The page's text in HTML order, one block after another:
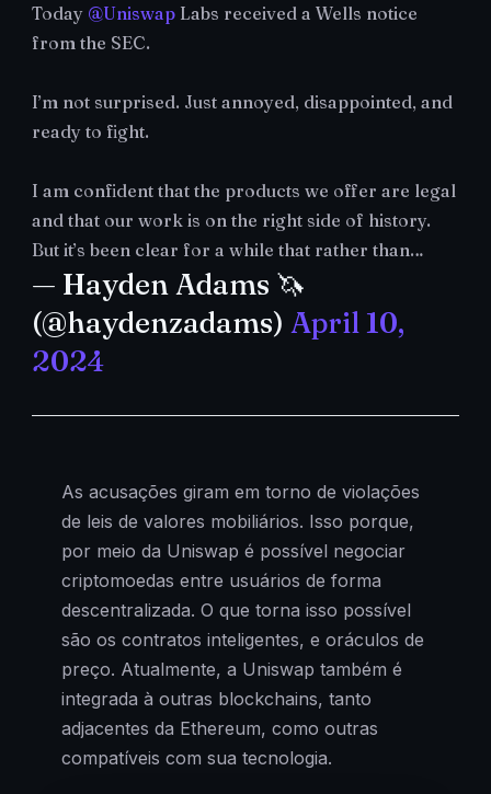
Today @Uniswap Labs received a Wells notice
from the SEC.
I’m not surprised. Just annoyed, disappointed, and
ready to fight.
I am confident that the products we offer are legal
and that our work is on the right side of history.
But it’s been clear for a while that rather than…
— Hayden Adams 🦄
(@haydenzadams)April 10,
2024
As acusações giram em torno de violações
de leis de valores mobiliários. Isso porque,
por meio da Uniswap é possível negociar
criptomoedas entre usuários de forma
descentralizada. O que torna isso possível
são os contratos inteligentes, e oráculos de
preço. Atualmente, a Uniswap também é
integrada à outras blockchains, tanto
adjacentes da Ethereum, como outras
compatíveis com sua tecnologia.